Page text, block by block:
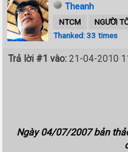
Theanh
NTCM
NGƯỜI
Thanked: 33 times
Trả lời #1 vào: 21-04-2010
Ngày 04/07/2007 bản